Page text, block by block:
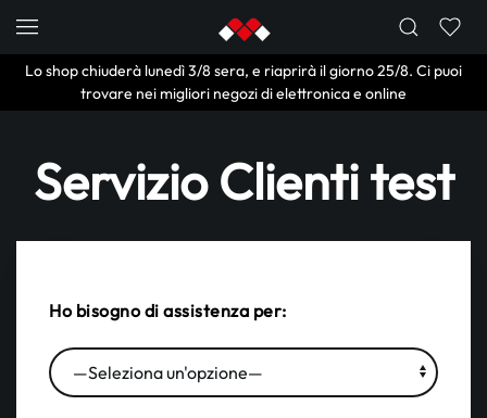
Skip to main content
Lo shop chiuderà lunedì 3/8 sera, e riaprirà il giorno 25/8. Ci puoi
trovare nei migliori negozi di elettronica e online
Servizio Clienti test
Ho bisogno di assistenza per: